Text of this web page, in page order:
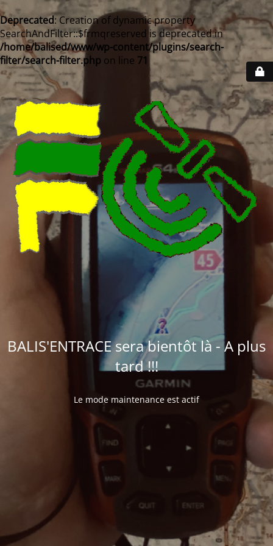
Deprecated: Creation of dynamic property
SearchAndFilter::$frmqreserved is deprecated in
/home/balised/www/wp-content/plugins/search-
filter/search-filter.php on line 71
BALIS'ENTRACE sera bientôt là - A plus
tard !!!
Le mode maintenance est actif